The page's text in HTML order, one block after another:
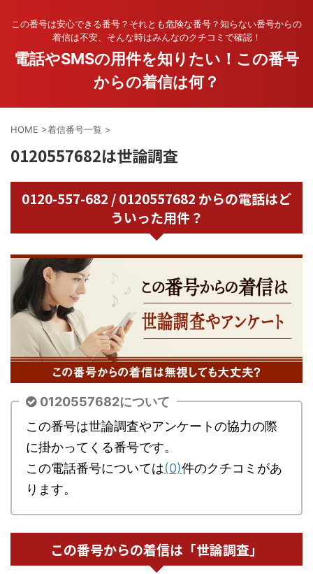
この番号は安心できる番号？それとも危険な番号？知らない番号からの
着信は不安、そんな時はみんなのクチコミで確認！
電話やSMSの用件を知りたい！この番号
からの着信は何？
HOME >着信番号一覧 >
0120557682は世論調査
0120-557-682 / 0120557682 からの電話はど
ういった用件？
0120557682について
この番号は世論調査やアンケートの協力の際
に掛かってくる番号です。
この電話番号については(0)件のクチコミがあ
ります。
この番号からの着信は「世論調査」